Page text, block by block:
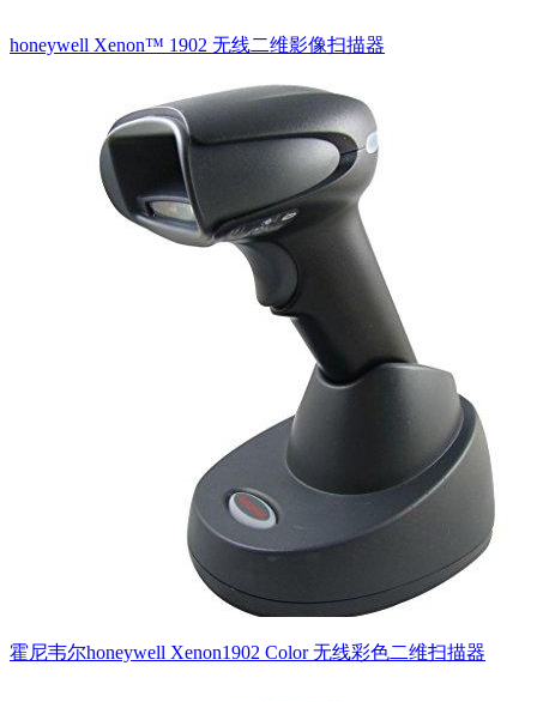
honeywell Xenon™ 1902 无线二维影像扫描器
霍尼韦尔honeywell Xenon1902 Color 无线彩色二维扫描器